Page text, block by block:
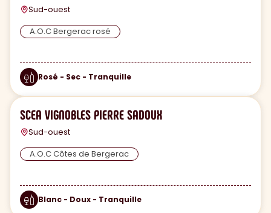
Sud-ouest
A.O.C Bergerac rosé
Rosé - Sec - Tranquille
SCEA VIGNOBLES PIERRE SADOUX
Sud-ouest
A.O.C Côtes de Bergerac
Blanc - Doux - Tranquille